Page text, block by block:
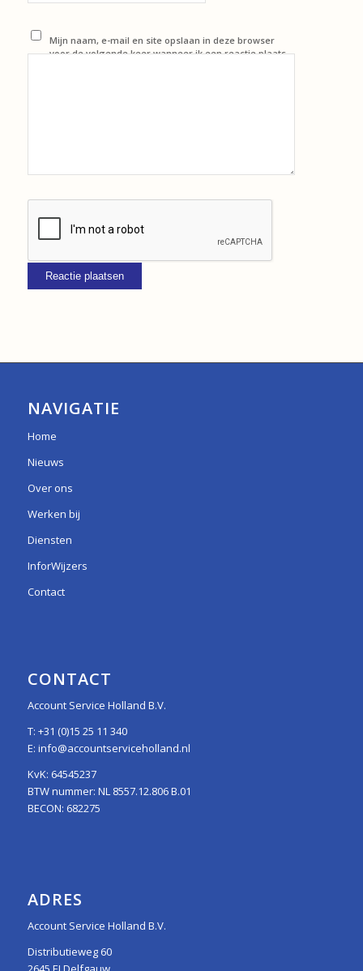
Mijn naam, e-mail en site opslaan in deze browser
voor de volgende keer wanneer ik een reactie plaats.
NAVIGATIE
Home
Nieuws
Over ons
Werken bij
Diensten
InforWijzers
Contact
CONTACT
Account Service Holland B.V.
T: +31 (0)15 25 11 340
E: info@accountserviceholland.nl
KvK: 64545237
BTW nummer: NL 8557.12.806 B.01
BECON: 682275
ADRES
Account Service Holland B.V.
Distributieweg 60